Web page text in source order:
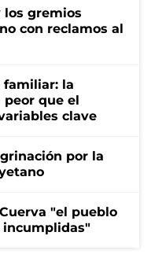
los gremios
con reclamos al
familiar: la
peor que el
clave
por la
"el pueblo
incumplidas"